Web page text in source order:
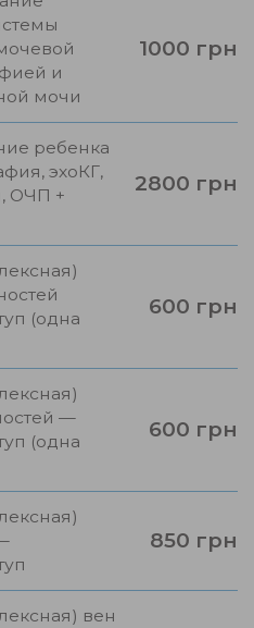
и
мочи
1000 грн
ребенка
эхоКГ,
ОЧП +
2800 грн
(одна
600 грн
—
(одна
600 грн
850 грн
вен